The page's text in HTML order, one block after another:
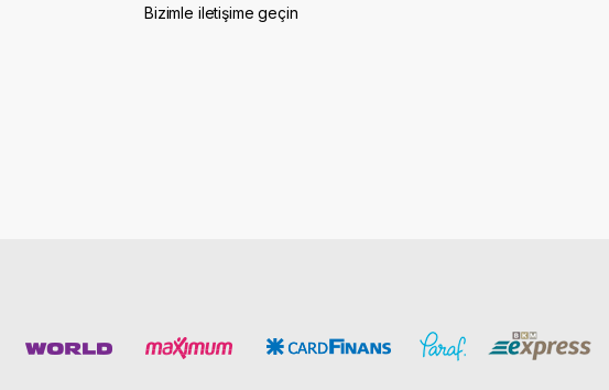
Bizimle iletişime geçin